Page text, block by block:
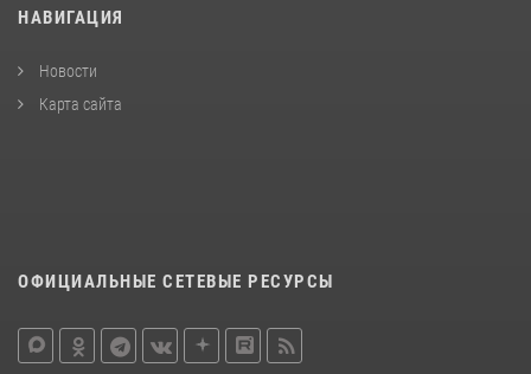
НАВИГАЦИЯ
Новости
Карта сайта
ОФИЦИАЛЬНЫЕ СЕТЕВЫЕ РЕСУРСЫ